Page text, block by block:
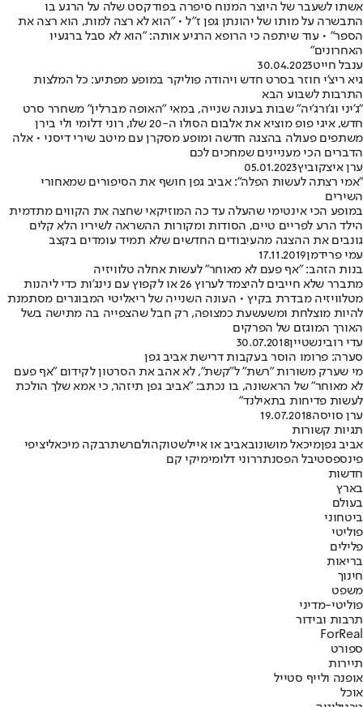
אשתו לשעבר של היוצר המנוח סיפרה בפודקסט שלה על הרגע בו
התבשרה על מותו של יהונתן גפן ז"ל • "הוא לא רצה למות, הוא רצה את
הספר" • עוד שיתפה כי הרופא הרגיע אותה: "הוא לא סבל ברגעיו
האחרונים"
ענבל חייט30.04.2023
גיא ריצ'י חוזר בסרט חדש ויהודה פוליקר במופע מפתיע: כל המלצות
התרבות לשבוע הבא
"ג'יני וג'ורג'יה" שבות בעונה שנייה, במאי "האופה מברלין" משחרר סרט
חדש, איגי פופ מוציא את אלבום הסולו ה-20 שלו, רוני דלומי ולי בירן
משתפים פעולה בהצגה חדשה ומופע מסקרן עם מיטב שירי דיסני • אלה
הדברים הכי מעניינים שמחכים לכם
ערן איצקוביץ05.01.2023
"אמי רצתה לעשות הפלה": אביב גפן חושף את הסיפורים שמאחורי
השירים
במופע הכי אינטימי שהעלה עד כה המוזיקאי שחצה את הקווים מתדמית
הילד הרע לפריים טיים, הסודות ומקורות ההשראה לשיריו הלא קלים
גונבים את ההצגה מהעיבודים החדשים שלא תמיד עומדים בקצב
עמי פרידמן17.11.2019
בנות הזהב: "אף פעם לא מאוחר" לעשות אחלה טלוויזיה
מתברר שלא חייבים להיצמד לערוץ 26 או לקפוץ עם נינג'ות כדי ליהנות
מטלוויזיה מבדרת בקיץ • העונה השנייה של ריאליטי המבוגרים מסתמנת
להיות מוצלחת ומשעשעת כמצופה, רק חבל שהצפייה בה מתישה בשל
האורך המוגזם של הפרקים
עדי רובינשטיין30.07.2018
סערה: פרומו הוסר בעקבות דרישת אביב גפן
מי שערק משורות "רשת" ל"קשת", לא אהב את הסרטון לקידום "אף פעם
לא מאוחר" של הראשונה, בו נכתב: "אביב גפן תיזהר, כי אמא שלך הולכת
לעשות פדיחות בתאילנד"
ערן סויסה19.07.2018
תגיות קשורות
אביב גפןמיכאל מושונובאביב או איילשטוקהולםרשתרבקה מיכאליציפי
פינספסטיבל הפסנתררוני דלומימיקי קם
חדשות
בארץ
בעולם
ביטחוני
פוליטי
פלילים
בריאות
חינוך
משפט
פוליטי-מדיני
תרבות ובידור
ForReal
ספורט
תיירות
אופנה ולייף סטייל
אוכל